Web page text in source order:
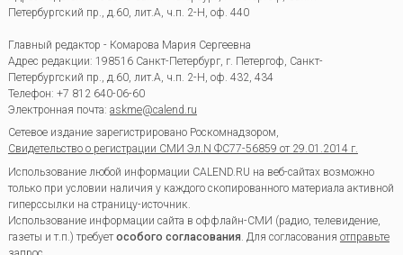
Петербургский пр., д.60, лит.А, ч.п. 2-Н, оф. 440
Главный редактор - Комарова Мария Сергеевна
Адрес редакции: 198516 Санкт-Петербург, г. Петергоф Санкт-
Петербургский пр., д.60, лит.А, ч.п. 2-Н, оф. 432, 434
Телефон: +7 812 640-06-60
Электронная почта: askme@calend.ru
Сетевое издание зарегистрировано Роскомнадзором,
Свидетельство о регистрации СМИ Эл.N ФС77-56859 от 29.01.2014 г.
Использование любой информации CALEND.RU на веб-сайтах возможно
только при условии наличия у каждого скопированного материала активной
гиперссылки на страницу-источник.
Использование информации сайта в оффлайн-СМИ (радио, телевидение,
газеты и т.п.) требуетособого согласования. Для согласования отправьте